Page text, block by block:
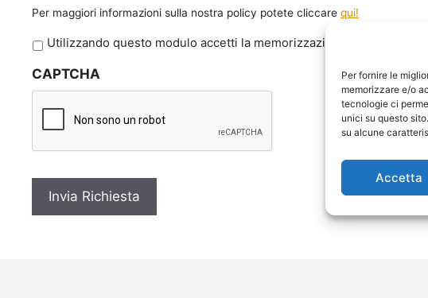
Per fornire le
memorizzare e/o
tecnologie ci
unici su questo
su alcune
Accetta
Per maggiori informazioni sulla nostra policy potete cliccare qui!
P
i
v
y
Utilizzando questo modulo accetti la memorizzazione e la gestione
CAPTCHA